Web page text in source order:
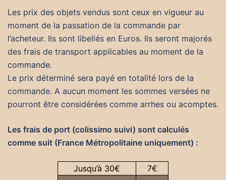
Les prix des objets vendus sont ceux en vigueur au
moment de la passation de la commande par
l’acheteur. Ils sont libellés en Euros. Ils seront majorés
des frais de transport applicables au moment de la
commande.
Le prix déterminé sera payé en totalité lors de la
commande. A aucun moment les sommes versées ne
pourront être considérées comme arrhes ou acomptes.
Les frais de port (colissimo suivi) sont calculés
comme suit (France Métropolitaine uniquement) :
Jusqu’à 30€
7€